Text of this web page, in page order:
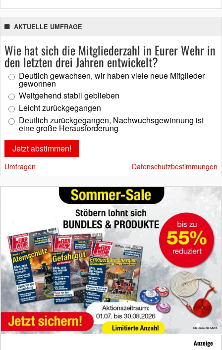
AKTUELLE UMFRAGE
Wie hat sich die Mitgliederzahl in Eurer Wehr in
den letzten drei Jahren entwickelt?
Deutlich gewachsen, wir haben viele neue Mitglieder
gewonnen
Weitgehend stabil geblieben
Leicht zurückgegangen
Deutlich zurückgegangen, Nachwuchsgewinnung ist
eine große Herausforderung
Umfragen Datenschutzbestimmungen
Anzeige